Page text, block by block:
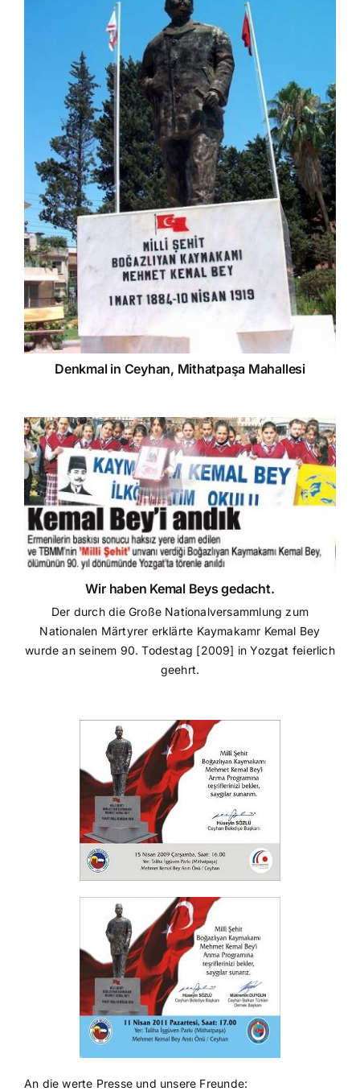
Denkmal in Ceyhan, Mithatpaşa Mahallesi
Wir haben Kemal Beys gedacht.
Der durch die Große Nationalversammlung zum
Nationalen Märtyrer erklärte Kaymakamr Kemal Bey
wurde an seinem 90. Todestag [2009] in Yozgat feierlich
geehrt.
An die werte Presse und unsere Freunde: